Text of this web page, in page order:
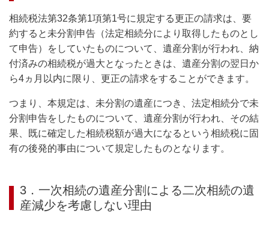
相続税法第32条第1項第1号に規定する更正の請求は、要
約すると未分割申告（法定相続分により取得したものとし
て申告）をしていたものについて、遺産分割が行われ、納
付済みの相続税が過大となったときは、遺産分割の翌日か
ら4ヵ月以内に限り、更正の請求をすることができます。
つまり、本規定は、未分割の遺産につき、法定相続分で未
分割申告をしたものについて、遺産分割が行われ、その結
果、既に確定した相続税額が過大になるという相続税に固
有の後発的事由について規定したものとなります。
3．一次相続の遺産分割による二次相続の遺
産減少を考慮しない理由